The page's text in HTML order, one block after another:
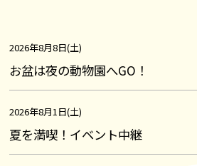
2026年8月8日(土)
お盆は夜の動物園へGO！
2026年8月1日(土)
夏を満喫！イベント中継